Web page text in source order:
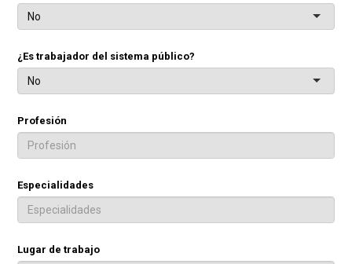
No
¿Es trabajador del sistema público?
No
Profesión
Especialidades
Lugar de trabajo